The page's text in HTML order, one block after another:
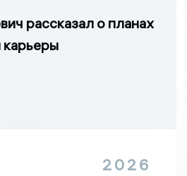
рассказал о планах
карьеры
2026